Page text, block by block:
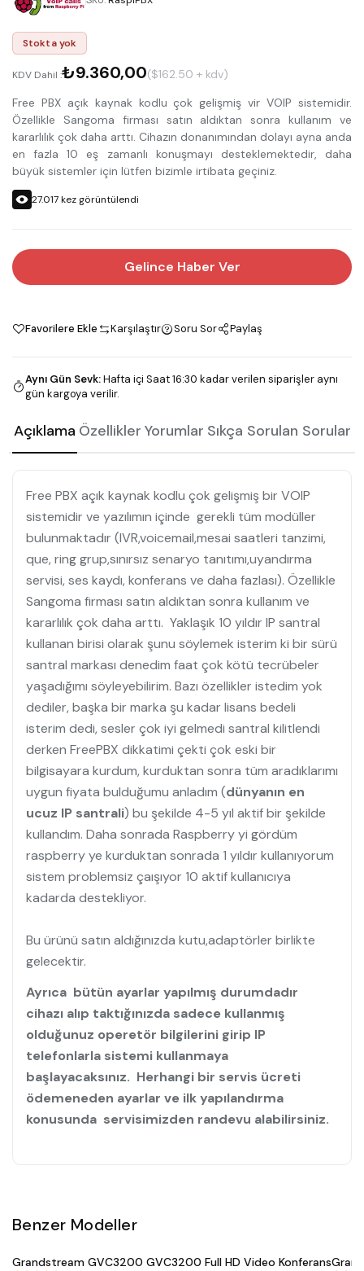
Stokta yok
KDV Dahil :₺9.360,00($162.50 + kdv)
Free PBX açık kaynak kodlu çok gelişmiş vir VOIP sistemidir.
Özellikle Sangoma firması satın aldıktan sonra kullanım ve
kararlılık çok daha arttı. Cihazın donanımından dolayı ayna anda
en fazla 10 eş zamanlı konuşmayı desteklemektedir, daha
büyük sistemler için lütfen bizimle irtibata geçiniz.
27.017kez görüntülendi
Gelince Haber Ver
Favorilere Ekle Karşılaştır Soru Sor Paylaş
Aynı Gün Sevk:Hafta içi Saat 16:30 kadar verilen siparişler aynı
gün kargoya verilir.
Açıklama Özellikler Yorumlar Sıkça Sorulan Sorular
Free PBX açık kaynak kodlu çok gelişmiş bir VOIP
sistemidir ve yazılımın içinde gerekli tüm modüller
bulunmaktadır (IVR,voicemail,mesai saatleri tanzimi,
que, ring grup,sınırsız senaryo tanıtımı,uyandırma
servisi, ses kaydı, konferans ve daha fazlası). Özellikle
Sangoma firması satın aldıktan sonra kullanım ve
kararlılık çok daha arttı. Yaklaşık 10 yıldır IP santral
kullanan birisi olarak şunu söylemek isterim ki bir sürü
santral markası denedim faat çok kötü tecrübeler
yaşadığımı söyleyebilirim. Bazı özellikler istedim yok
dediler, başka bir marka şu kadar lisans bedeli
isterim dedi, sesler çok iyi gelmedi santral kilitlendi
derken FreePBX dikkatimi çekti çok eski bir
bilgisayara kurdum, kurduktan sonra tüm aradıklarımı
uygun fiyata bulduğumu anladım (dünyanın en
ucuz IP santrali) bu şekilde 4-5 yıl aktif bir şekilde
kullandım. Daha sonrada Raspberry yi gördüm
raspberry ye kurduktan sonrada 1 yıldır kullanıyorum
sistem problemsiz çaışıyor 10 aktif kullanıcıya
kadarda destekliyor.
Bu ürünü satın aldığınızda kutu,adaptörler birlikte
gelecektir.
Ayrıca bütün ayarlar yapılmış durumdadır
cihazı alıp taktığınızda sadece kullanmış
olduğunuz operetör bilgilerini girip IP
telefonlarla sistemi kullanmaya
başlayacaksınız. Herhangi bir servis ücreti
ödemeneden ayarlar ve ilk yapılandırma
konusunda servisimizden randevu alabilirsiniz.
Benzer Modeller
#588
Grandstream GVC3200 GVC3200 Full HD Video Konferans#586